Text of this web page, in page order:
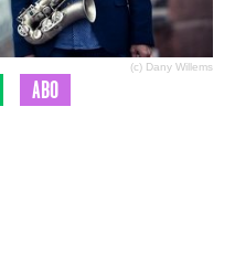
(c) Dany Willems
ABO